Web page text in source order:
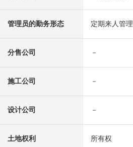
管理员的勤务形态 定期来人管理
分售公司 －
施工公司 －
设计公司 －
土地权利 所有权